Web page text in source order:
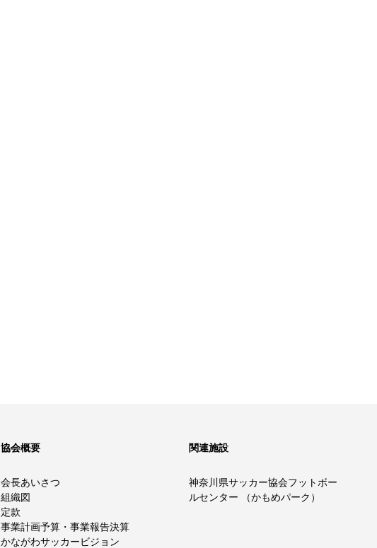
協会概要
会長あいさつ
組織図
定款
事業計画予算・事業報告決算
かながわサッカービジョン
関連施設
神奈川県サッカー協会フットボー
ルセンター （かもめパーク）